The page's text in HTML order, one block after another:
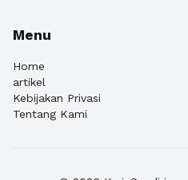
Menu
Home
artikel
Kebijakan Privasi
Tentang Kami